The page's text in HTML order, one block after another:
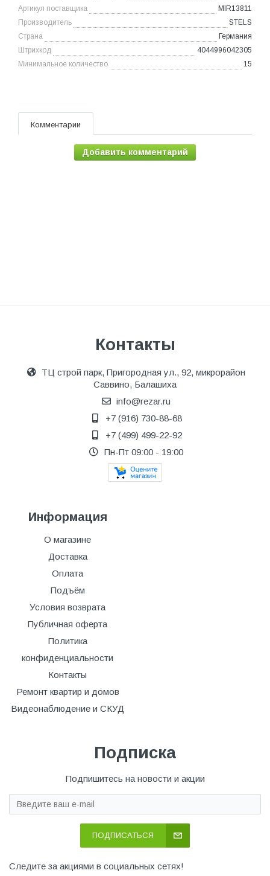
Артикул поставщика
MIR13811
Производитель
STELS
Страна
Германия
Штрихкод
4044996042305
Минимальное количество
15
Комментарии
Добавить комментарий
Контакты
ТЦ строй парк, Пригородная ул., 92, микрорайон
Саввино, Балашиха
info@rezar.ru
+7 (916) 730-88-68
+7 (499) 499-22-92
Пн-Пт 09:00 - 19:00
Информация
О магазине
Доставка
Оплата
Подъём
Условия возврата
Публичная оферта
Политика
конфиденциальности
Контакты
Ремонт квартир и домов
Видеонаблюдение и СКУД
Подписка
Подпишитесь на новости и акции
ПОДПИСАТЬСЯ
Следите за акциями в социальных сетях!